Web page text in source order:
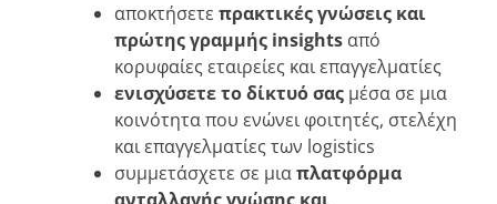
αποκτήσετε πρακτικές γνώσεις και
πρώτης γραμμής insights από
κορυφαίες εταιρείες και επαγγελματίες
ενισχύσετε το δίκτυό σας μέσα σε μια
κοινότητα που ενώνει φοιτητές, στελέχη
και επαγγελματίες των logistics
συμμετάσχετε σε μιαπλατφόρμα